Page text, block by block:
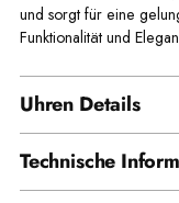
und sorgt für eine
Funktionalität und
Uhren Details
Technische